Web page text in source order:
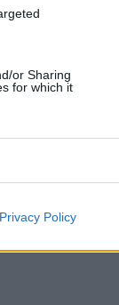
or Sharing
for which it
Privacy Policy